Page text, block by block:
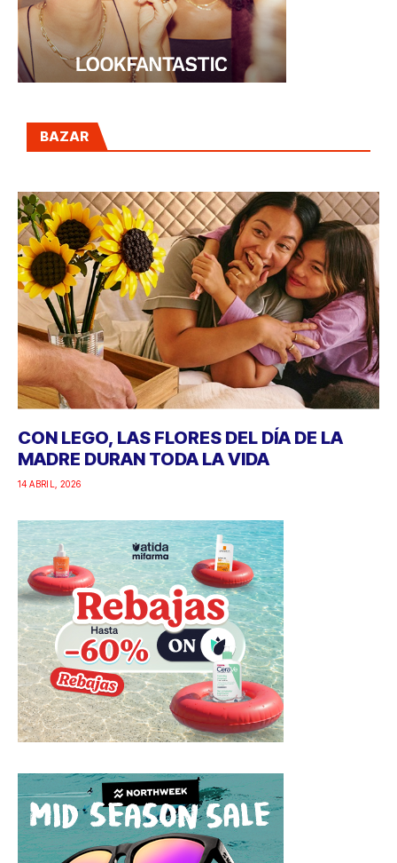
BAZAR
CON LEGO, LAS FLORES DEL DÍA DE LA
MADRE DURAN TODA LA VIDA
14 ABRIL, 2026